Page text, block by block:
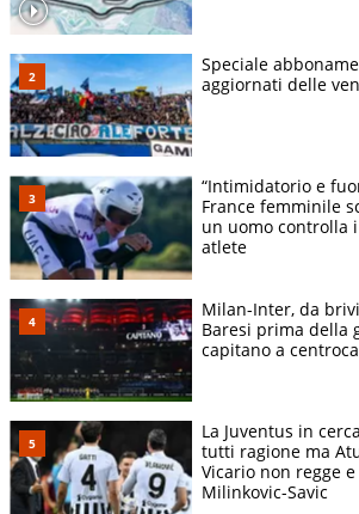
Speciale
aggiornati delle
“Intimidatorio e
France femminile
un uomo controlla
atlete
Milan-Inter, da
Baresi prima della
capitano a
La Juventus in
tutti ragione ma
Vicario non regge
Milinkovic-Savic